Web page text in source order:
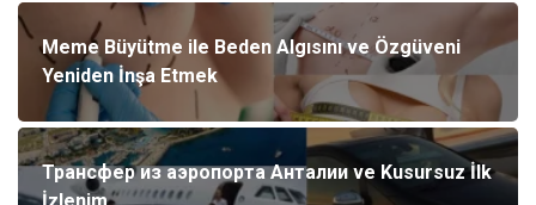
Meme Büyütme ile Beden Algısını ve Özgüveni
Yeniden İnşa Etmek
Трансфер из аэропорта Анталии ve Kusursuz İlk